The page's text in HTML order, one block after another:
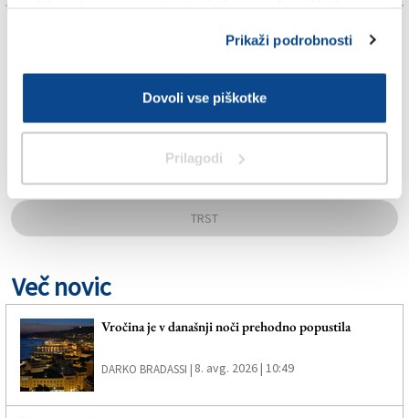
Prikaži podrobnosti
Dovoli vse piškotke
Prilagodi
HUMANITARNA POMOČ
TRST
Več novic
Vročina je v današnji noči prehodno popustila
DARKO BRADASSI | 8. avg. 2026 | 10:49